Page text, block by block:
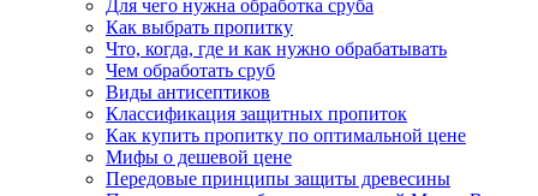
Для чего нужна обработка сруба
Как выбрать пропитку
Что, когда, где и как нужно обрабатывать
Чем обработать сруб
Виды антисептиков
Классификация защитных пропиток
Как купить пропитку по оптимальной цене
Мифы о дешевой цене
Передовые принципы защиты древесины